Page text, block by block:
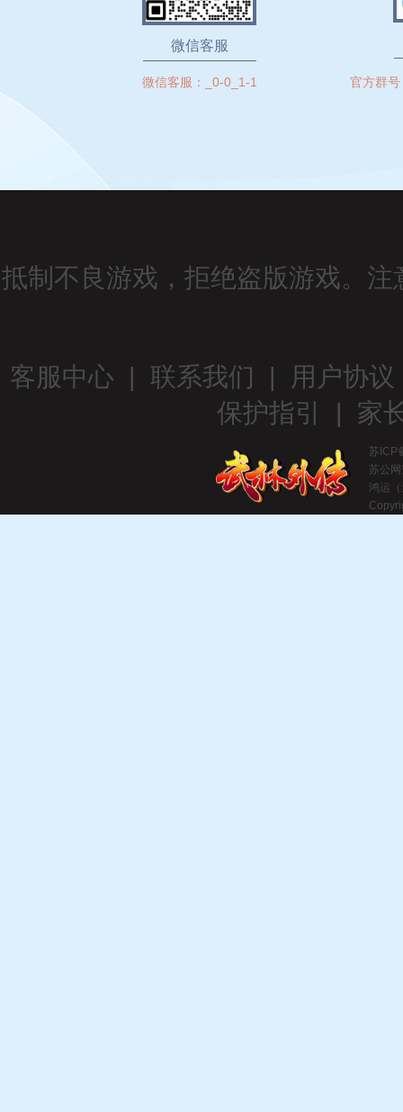
微信客服
微信客服： _0-0_1-1 官方群号
抵制不良游戏，拒绝盗版游戏。
客服中心 | 联系我们 |
用户协议
保护指引
| 家
苏ICP
苏公
鸿运